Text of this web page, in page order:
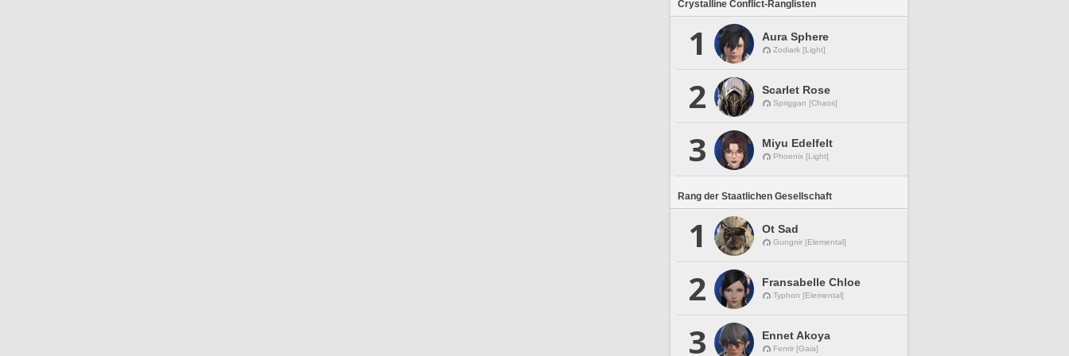
Crystalline Conflict-Ranglisten
1 Aura Sphere
Zodiark [Light]
2 Scarlet Rose
Spriggan [Chaos]
3 Miyu Edelfelt
Phoenix [Light]
Rang der Staatlichen Gesellschaft
1 Ot Sad
Gungnir [Elemental]
2 Fransabelle Chloe
Typhon [Elemental]
3 Ennet Akoya
Fenrir [Gaia]